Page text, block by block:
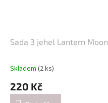
Sada 3 jehel Lantern Moon
Skladem (2 ks)
220 Kč